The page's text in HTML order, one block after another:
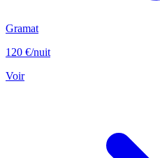
Gramat
120 €/nuit
Voir